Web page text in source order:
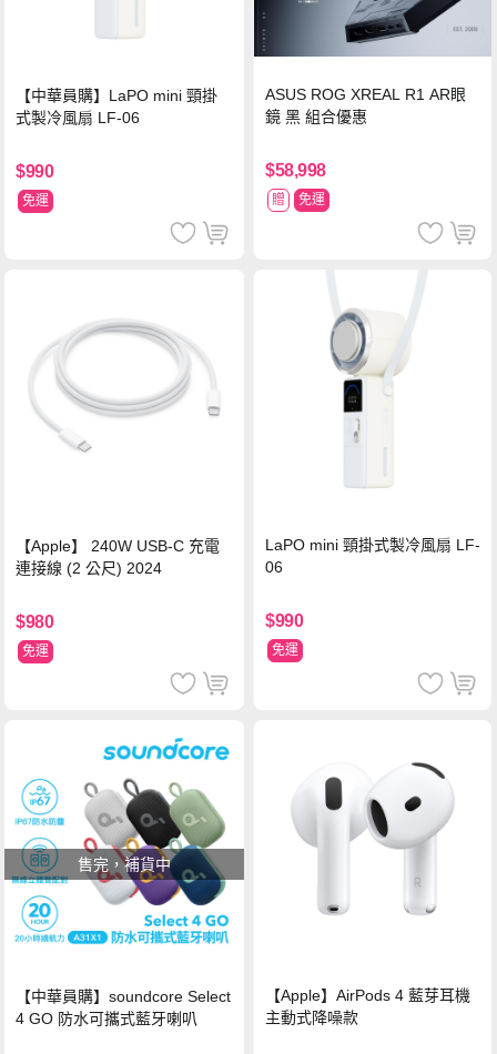
【中華員購】LaPO mini 頸掛
式製冷風扇 LF-06
$990
免運
ASUS ROG XREAL R1 AR眼
鏡 黑 組合優惠
$58,998
贈 免運
【Apple】 240W USB-C 充電
連接線 (2 公尺) 2024
$980
免運
LaPO mini 頸掛式製冷風扇 LF-
06
$990
免運
售完，補貨中
【中華員購】soundcore Select
4 GO 防水可攜式藍牙喇叭
【Apple】AirPods 4 藍芽耳機
主動式降噪款